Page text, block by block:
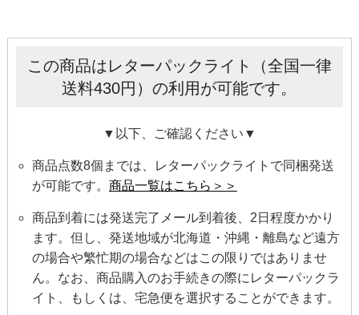
この商品はレターパックライト（全国一律
送料430円）の利用が可能です。
▼以下、ご確認ください▼
商品点数8個までは、レターパックライトで同梱発送
が可能です。 商品一覧はこちら＞＞
商品到着には発送完了メール到着後、2日程度かかり
ます。但し、発送地域が北海道・沖縄・離島など遠方
の場合や繁忙期の場合などはこの限りではありませ
ん。なお、商品購入のお手続きの際にレターパックラ
イト、もしくは、宅急便を選択することができます。